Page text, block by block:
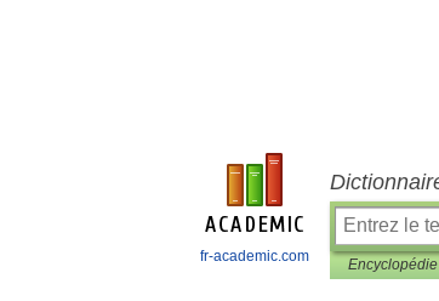
fr-academic.com